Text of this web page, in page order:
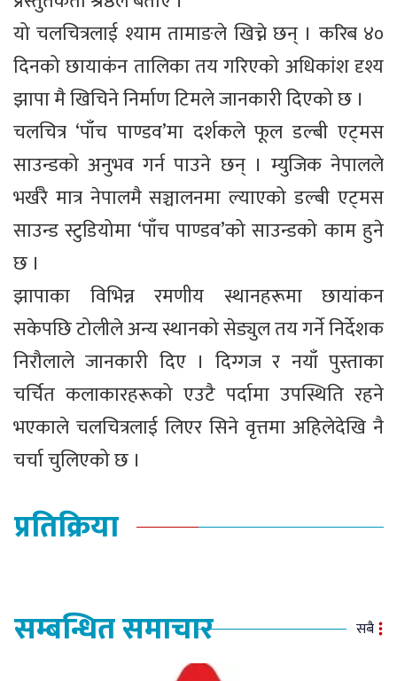
यो चलचित्रलाई श्याम तामाङले खिच्ने छन् । करिब ४०
दिनको छायाकंन तालिका तय गरिएको अधिकांश दृश्य
झापा मै खिचिने निर्माण टिमले जानकारी दिएको छ ।
चलचित्र ‘पाँच पाण्डव’मा दर्शकले फूल डल्बी एट्मस
साउन्डको अनुभव गर्न पाउने छन् । म्युजिक नेपालले
भर्खरै मात्र नेपालमै सञ्चालनमा ल्याएको डल्बी एट्मस
साउन्ड स्टुडियोमा ‘पाँच पाण्डव’को साउन्डको काम हुने
छ ।
झापाका विभिन्न रमणीय स्थानहरूमा छायांकन
सकेपछि टोलीले अन्य स्थानको सेड्युल तय गर्ने निर्देशक
निरौलाले जानकारी दिए । दिग्गज र नयाँ पुस्ताका
चर्चित कलाकारहरूको एउटै पर्दामा उपस्थिति रहने
भएकाले चलचित्रलाई लिएर सिने वृत्तमा अहिलेदेखि नै
चर्चा चुलिएको छ ।
प्रतिक्रिया
सम्बन्धित समाचार सबै